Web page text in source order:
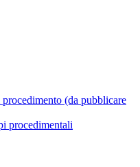
(da pubblicare
procedimentali